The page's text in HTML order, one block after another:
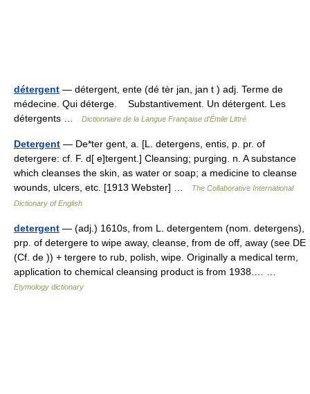
détergent — détergent, ente (dé tèr jan, jan t ) adj. Terme de
médecine. Qui déterge. Substantivement. Un détergent. Les
détergents …
Dictionnaire de la Langue Française d'Émile Littré
Detergent — De*ter gent, a. [L. detergens, entis, p. pr. of
detergere: cf. F. d[ e]tergent.] Cleansing; purging. n. A substance
which cleanses the skin, as water or soap; a medicine to cleanse
wounds, ulcers, etc. [1913 Webster] …
The Collaborative International
Dictionary of English
detergent — (adj.) 1610s, from L. detergentem (nom. detergens),
prp. of detergere to wipe away, cleanse, from de off, away (see DE
(Cf. de )) + tergere to rub, polish, wipe. Originally a medical term,
application to chemical cleansing product is from 1938.… …
Etymology dictionary